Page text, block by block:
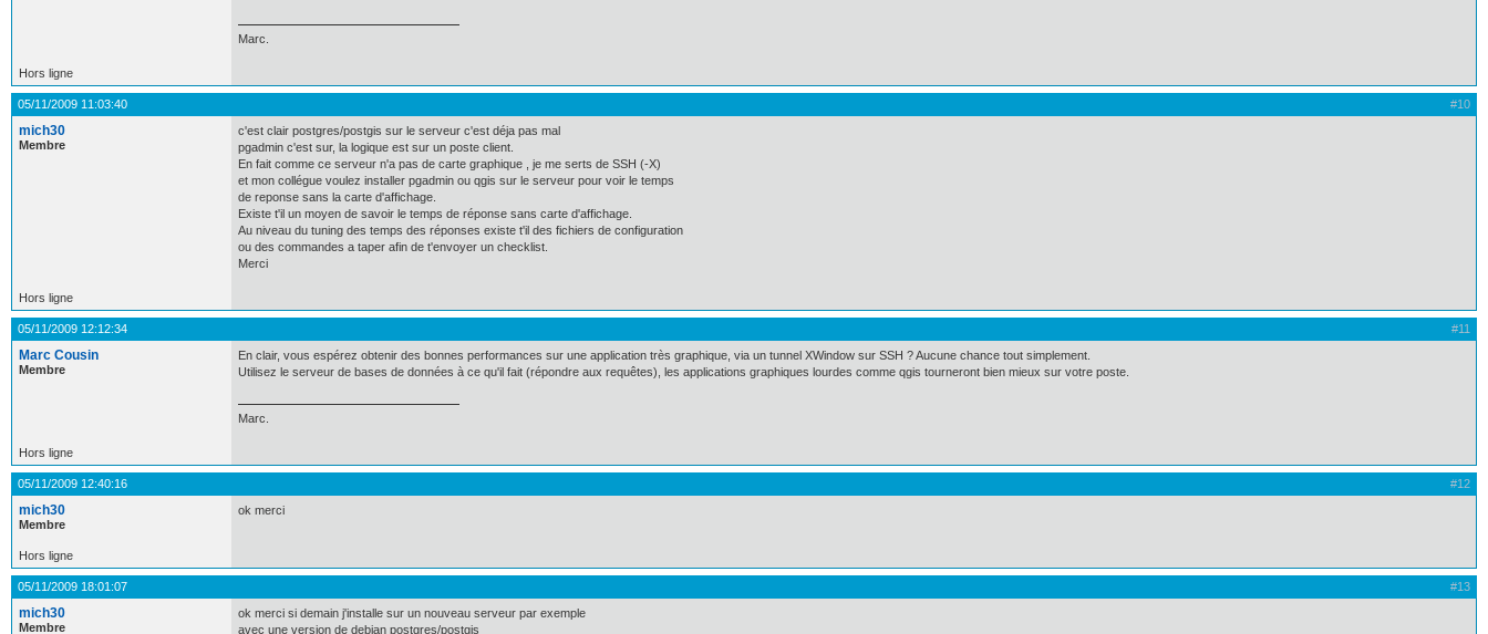
Marc.
Hors ligne
#10
05/11/2009 11:03:40
mich30
Membre
c'est clair postgres/postgis sur le serveur c'est déja pas mal
pgadmin c'est sur, la logique est sur un poste client.
En fait comme ce serveur n'a pas de carte graphique , je me serts de SSH (-X)
et mon collégue voulez installer pgadmin ou qgis sur le serveur pour voir le temps
de reponse sans la carte d'affichage.
Existe t'il un moyen de savoir le temps de réponse sans carte d'affichage.
Au niveau du tuning des temps des réponses existe t'il des fichiers de configuration
ou des commandes a taper afin de t'envoyer un checklist.
Merci
Hors ligne
#11
05/11/2009 12:12:34
Marc Cousin
Membre
En clair, vous espérez obtenir des bonnes performances sur une application très graphique, via un tunnel XWindow sur SSH ? Aucune chance tout simplement.
Utilisez le serveur de bases de données à ce qu'il fait (répondre aux requêtes), les applications graphiques lourdes comme qgis tourneront bien mieux sur votre poste.
Marc.
Hors ligne
#12
05/11/2009 12:40:16
mich30
Membre
ok merci
Hors ligne
#13
05/11/2009 18:01:07
mich30
Membre
ok merci si demain j'installe sur un nouveau serveur par exemple
avec une version de debian postgres/postgis